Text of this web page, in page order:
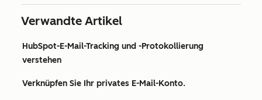
Verwandte Artikel
HubSpot-E-Mail-Tracking und -Protokollierung
verstehen
Verknüpfen Sie Ihr privates E-Mail-Konto.